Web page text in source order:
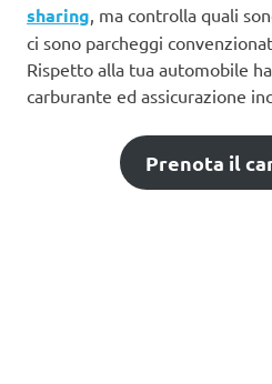
sharing, ma controlla quali
ci sono parcheggi
Rispetto alla tua automobile
carburante ed assicurazione
Prenota il